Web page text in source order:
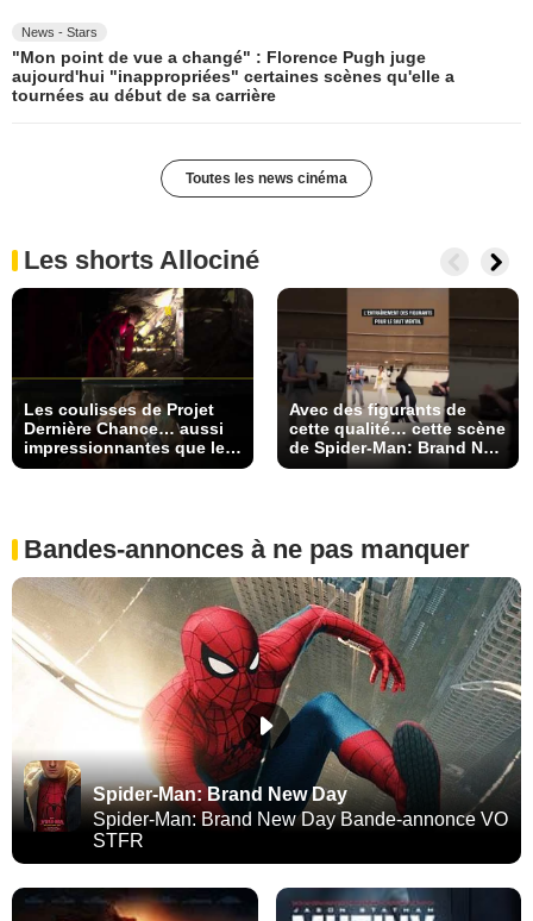
News - Stars
"Mon point de vue a changé" : Florence Pugh juge
aujourd'hui "inappropriées" certaines scènes qu'elle a
tournées au début de sa carrière
Toutes les news cinéma
Les shorts Allociné
Les coulisses de Projet
Dernière Chance… aussi
impressionnantes que les
images définitives
Avec des figurants de
cette qualité… cette scène
de Spider-Man: Brand New
Day ne pouvait qu’être
Bandes-annonces à ne pas manquer
Spider-Man: Brand New Day
Spider-Man: Brand New Day Bande-annonce VO
STFR